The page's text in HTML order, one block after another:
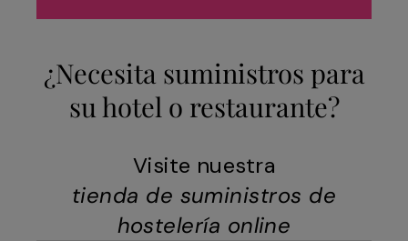
¿Necesita suministros para
su hotel o restaurante?
Visite nuestra
tienda de suministros de
hostelería online